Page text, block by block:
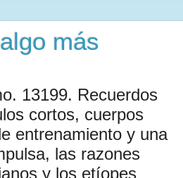
más
13199. Recuerdos
cortos, cuerpos
entrenamiento y una
las razones
y los etíopes